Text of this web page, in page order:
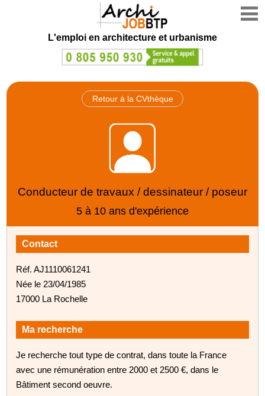
L'emploi en architecture et urbanisme
Retour à la CVthèque
Conducteur de travaux / dessinateur / poseur
5 à 10 ans d'expérience
Contact
Réf. AJ1110061241
Née le 23/04/1985
17000 La Rochelle
Ma recherche
Je recherche tout type de contrat, dans toute la France
avec une rémunération entre 2000 et 2500 €, dans le
Bâtiment second oeuvre.